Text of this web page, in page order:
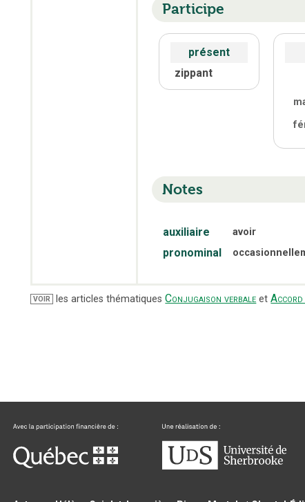
Participe
présent
zippant
Notes
auxiliaire avoir
pronominal
VOIR les articles thématiques Conjugaison verbale etAccord